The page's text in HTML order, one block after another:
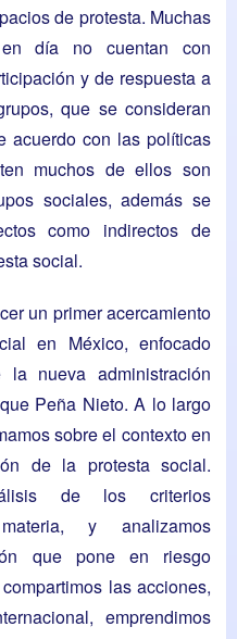
de protesta. Muchas
día no cuentan con
y de respuesta a
que se consideran
acuerdo con las políticas
muchos de ellos son
sociales, además se
como indirectos de
social.
un primer acercamiento
en México, enfocado
nueva administración
Peña Nieto. A lo largo
sobre el contexto en
de la protesta social.
de los criterios
y analizamos
que pone en riesgo
las acciones,
emprendimos